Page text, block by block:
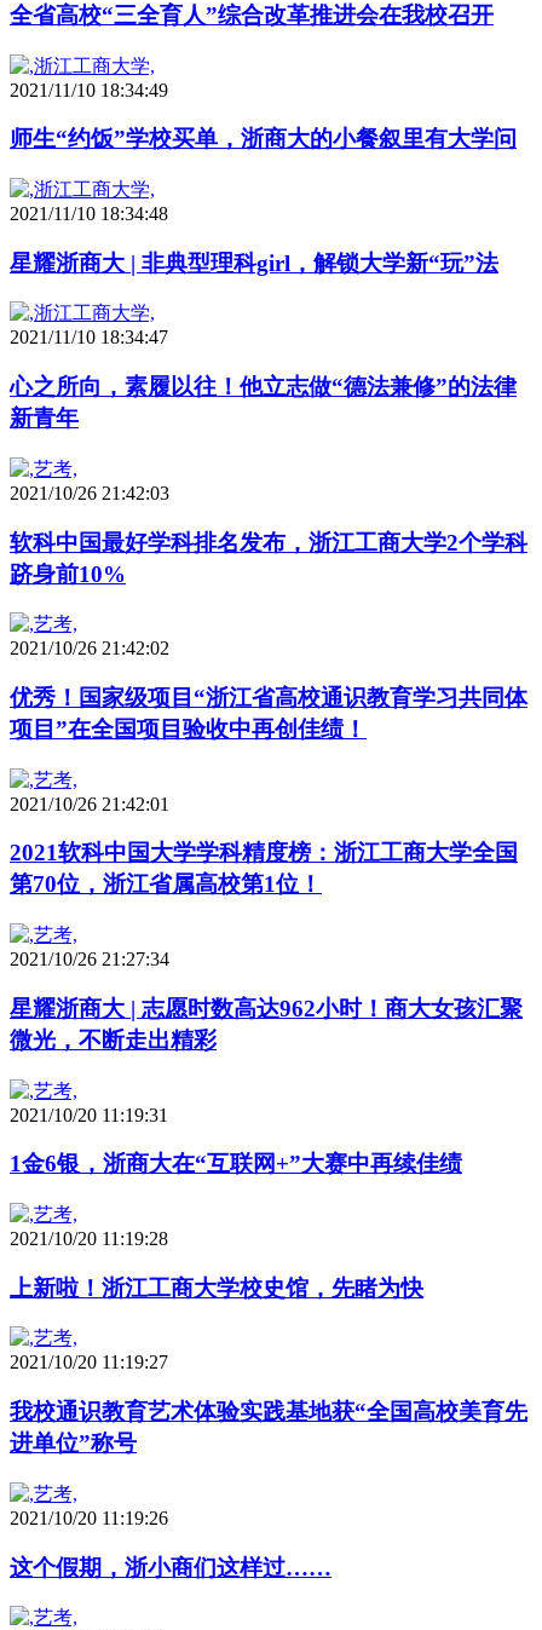
全省高校“三全育人”综合改革推进会在我校召开
2021/11/10 18:34:49
师生“约饭”学校买单，浙商大的小餐叙里有大学问
2021/11/10 18:34:48
星耀浙商大 | 非典型理科girl，解锁大学新“玩”法
2021/11/10 18:34:47
心之所向，素履以往！他立志做“德法兼修”的法律
新青年
2021/10/26 21:42:03
软科中国最好学科排名发布，浙江工商大学2个学科
跻身前10%
2021/10/26 21:42:02
优秀！国家级项目“浙江省高校通识教育学习共同体
项目”在全国项目验收中再创佳绩！
2021/10/26 21:42:01
2021软科中国大学学科精度榜：浙江工商大学全国
第70位，浙江省属高校第1位！
2021/10/26 21:27:34
星耀浙商大 | 志愿时数高达962小时！商大女孩汇聚
微光，不断走出精彩
2021/10/20 11:19:31
1金6银，浙商大在“互联网+”大赛中再续佳绩
2021/10/20 11:19:28
上新啦！浙江工商大学校史馆，先睹为快
2021/10/20 11:19:27
我校通识教育艺术体验实践基地获“全国高校美育先
进单位”称号
2021/10/20 11:19:26
这个假期，浙小商们这样过……